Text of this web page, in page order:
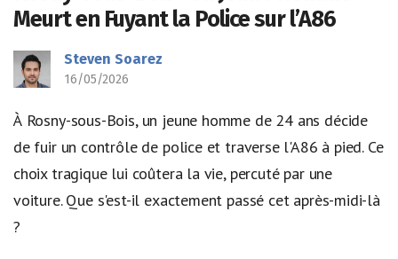
Meurt en Fuyant la Police sur l’A86
Steven Soarez
16/05/2026
À Rosny-sous-Bois, un jeune homme de 24 ans décide
de fuir un contrôle de police et traverse l'A86 à pied. Ce
choix tragique lui coûtera la vie, percuté par une
voiture. Que s'est-il exactement passé cet après-midi-là
?